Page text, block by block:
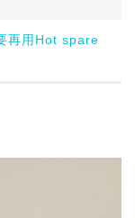
再用Hot spare